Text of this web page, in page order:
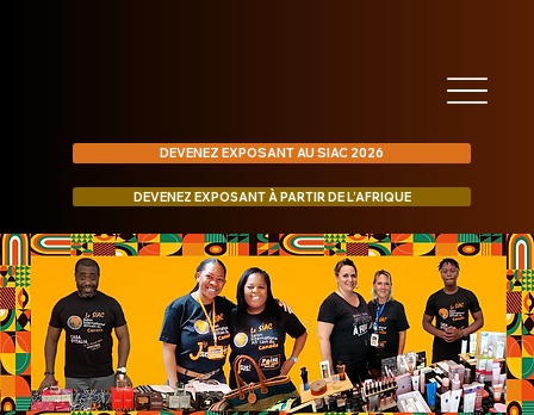
DEVENEZ EXPOSANT AU SIAC 2026
DEVENEZ EXPOSANT À PARTIR DE L’AFRIQUE